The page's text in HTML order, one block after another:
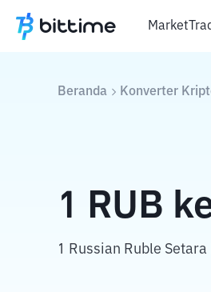
Market
Beranda Konverter
1 RUB
1 Russian Ruble